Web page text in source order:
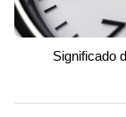
Significado